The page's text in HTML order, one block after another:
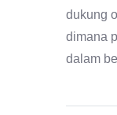
dukung
dimana
dalam